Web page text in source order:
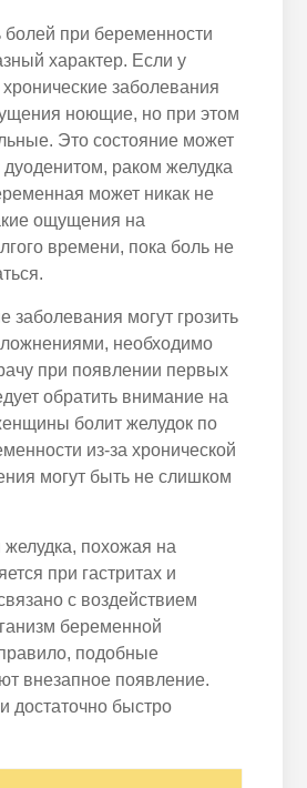
болей при беременности
характер. Если у
заболевания
ноющие, но при этом
Это состояние может
дуоденитом, раком желудка
может никак не
ощущения на
времени, пока боль не
заболевания могут грозить
необходимо
при появлении первых
обратить внимание на
болит желудок по
из-за хронической
могут быть не слишком
желудка, похожая на
при гастритах и
с воздействием
беременной
подобные
внезапное появление.
достаточно быстро